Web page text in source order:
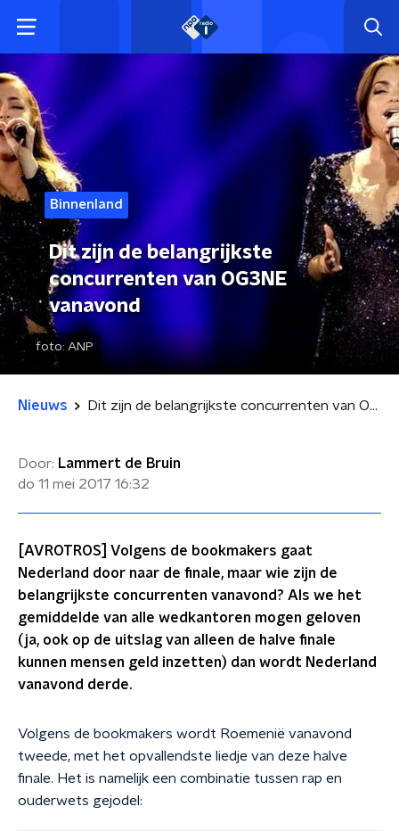
Binnenland
Dit zijn de belangrijkste
concurrenten van OG3NE
vanavond
foto: ANP
Nieuws Dit zijn de belangrijkste concurrenten van OG3NE vanavond
Door: Lammert de Bruin
do 11 mei 2017 16:32
[AVROTROS] Volgens de bookmakers gaat
Nederland door naar de finale, maar wie zijn de
belangrijkste concurrenten vanavond? Als we het
gemiddelde van alle wedkantoren mogen geloven
(ja, ook op de uitslag van alleen de halve finale
kunnen mensen geld inzetten) dan wordt Nederland
vanavond derde.
Volgens de bookmakers wordt Roemenië vanavond
tweede, met het opvallendste liedje van deze halve
finale. Het is namelijk een combinatie tussen rap en
ouderwets gejodel: